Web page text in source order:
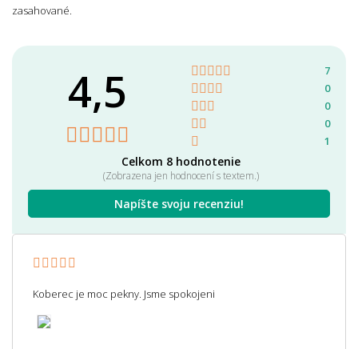
zasahované.
4,5
Celkom 8 hodnotenie
(Zobrazena jen hodnocení s textem.)
Napíšte svoju recenziu!
7
0
0
0
1
Koberec je moc pekny. Jsme spokojeni